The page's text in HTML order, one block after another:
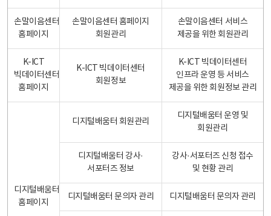
손말이음센터
홈페이지
손말이음센터 홈페이지
회원관리
손말이음센터 서비스
제공을 위한 회원관리
K-ICT
빅데이터센터
홈페이지
K-ICT 빅데이터센터
회원정보
K-ICT 빅데이터센터
인프라 운영 등 서비스
제공을 위한 회원정보 관리
디지털배움터
홈페이지
디지털배움터 회원관리
디지털배움터 운영 및
회원관리
디지털배움터 강사·
서포터즈 정보
강사·서포터즈 신청 접수
및 현황 관리
디지털배움터 문의자 관리 디지털배움터 문의자 관리